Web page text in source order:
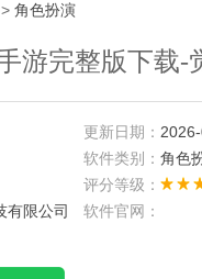
> 角色扮演
游完整版下载-
更新日期：
软件类别： 角色
评分等级：
有限公司
软件官网：